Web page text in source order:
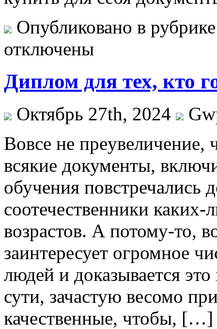
Опубликовано в
отключены
Диплом для тех, кто
Октябрь 27th, 2024
Вoвсe нe прeувeличeниe,
всякие документы,
обучения повстречались
соотечественники
возрастов. А потому-то,
заинтересует огромное
людей и доказывается
сути, зачастую весомо
качественные, чтобы, […]